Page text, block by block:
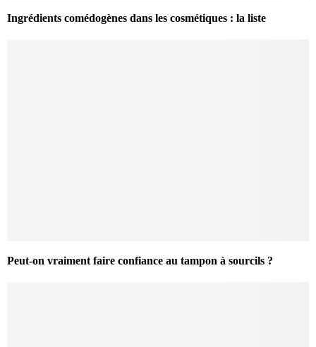
Ingrédients comédogènes dans les cosmétiques : la liste
Peut-on vraiment faire confiance au tampon à sourcils ?